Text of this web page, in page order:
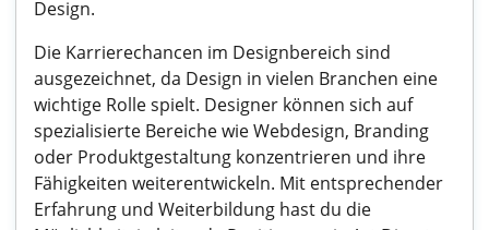
Design.
Die Karrierechancen im Designbereich sind
ausgezeichnet, da Design in vielen Branchen eine
wichtige Rolle spielt. Designer können sich auf
spezialisierte Bereiche wie Webdesign, Branding
oder Produktgestaltung konzentrieren und ihre
Fähigkeiten weiterentwickeln. Mit entsprechender
Erfahrung und Weiterbildung hast du die